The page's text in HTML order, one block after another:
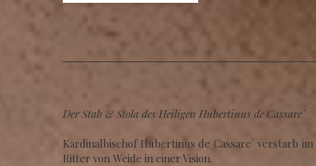
Der Stab & Stola des Heiligen Hubertinus de Cassare´
Kardinalbischof Hubertinus de Cassare´ verstarb
Ritter von Weide in einer Vision.